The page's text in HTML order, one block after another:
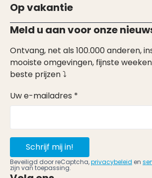
Op vakantie
Meld u aan voor onze
Ontvang, net als 100.000 anderen,
mooiste omgevingen, fijnste
beste prijzen ⤵
Uw e-mailadres *
Schrijf mij in!
Beveiligd door reCaptcha,privacybeleid en
zijn van toepassing.